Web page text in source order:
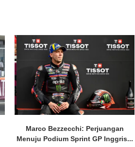
Marco Bezzecchi: Perjuangan
Menuju Podium Sprint GP Inggris...